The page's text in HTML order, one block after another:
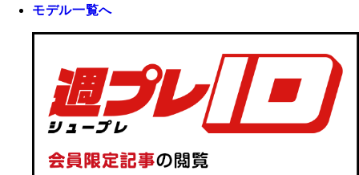
モデル一覧へ